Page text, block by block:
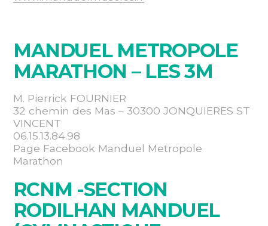
MANDUEL METROPOLE
MARATHON – LES 3M
M. Pierrick FOURNIER
32 chemin des Mas – 30300 JONQUIERES ST
VINCENT
06.15.13.84.98
Page Facebook Manduel Metropole
Marathon
RCNM -SECTION
RODILHAN MANDUEL